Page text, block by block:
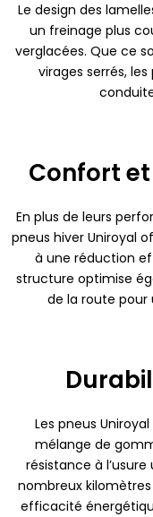
Le design des
un freinage plus
verglacées. Que ce
virages serrés,
Confort
En plus de leurs
pneus hiver Uniroyal
à une réduction
structure optimise
de la route
Les pneus
mélange de
résistance à
nombreux
efficacité